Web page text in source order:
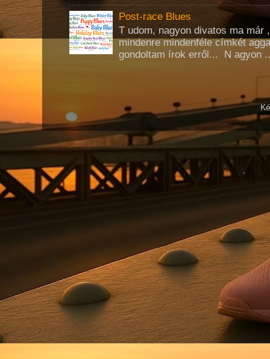
Post-race Blues
T udom, nagyon divatos ma már
mindenre mindenféle címkét
gondoltam írok erről... N agyon